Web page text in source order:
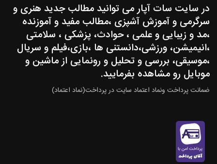
در سایت سات آپار می توانید مطالب جدید هنری و
سرگرمی و آموزش آشپزی ،مطالب مفید و آموزنده
،مد و زیبایی و علمی ، حوادث، پزشکی ، سلامتی
،انیمیشن، ورزشی،دانستنی ها ،بازی،فیلم و سریال
،موسیقی، بررسی و تحلیل و رونمایی از ماشین و
موبایل رو مشاهده بفرمایید.
ضمانت پرداخت ونماد اعتماد سایت در پرداخت(نماد اعتماد)